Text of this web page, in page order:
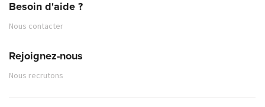
Besoin d'aide ?
Nous contacter
Rejoignez-nous
Nous recrutons